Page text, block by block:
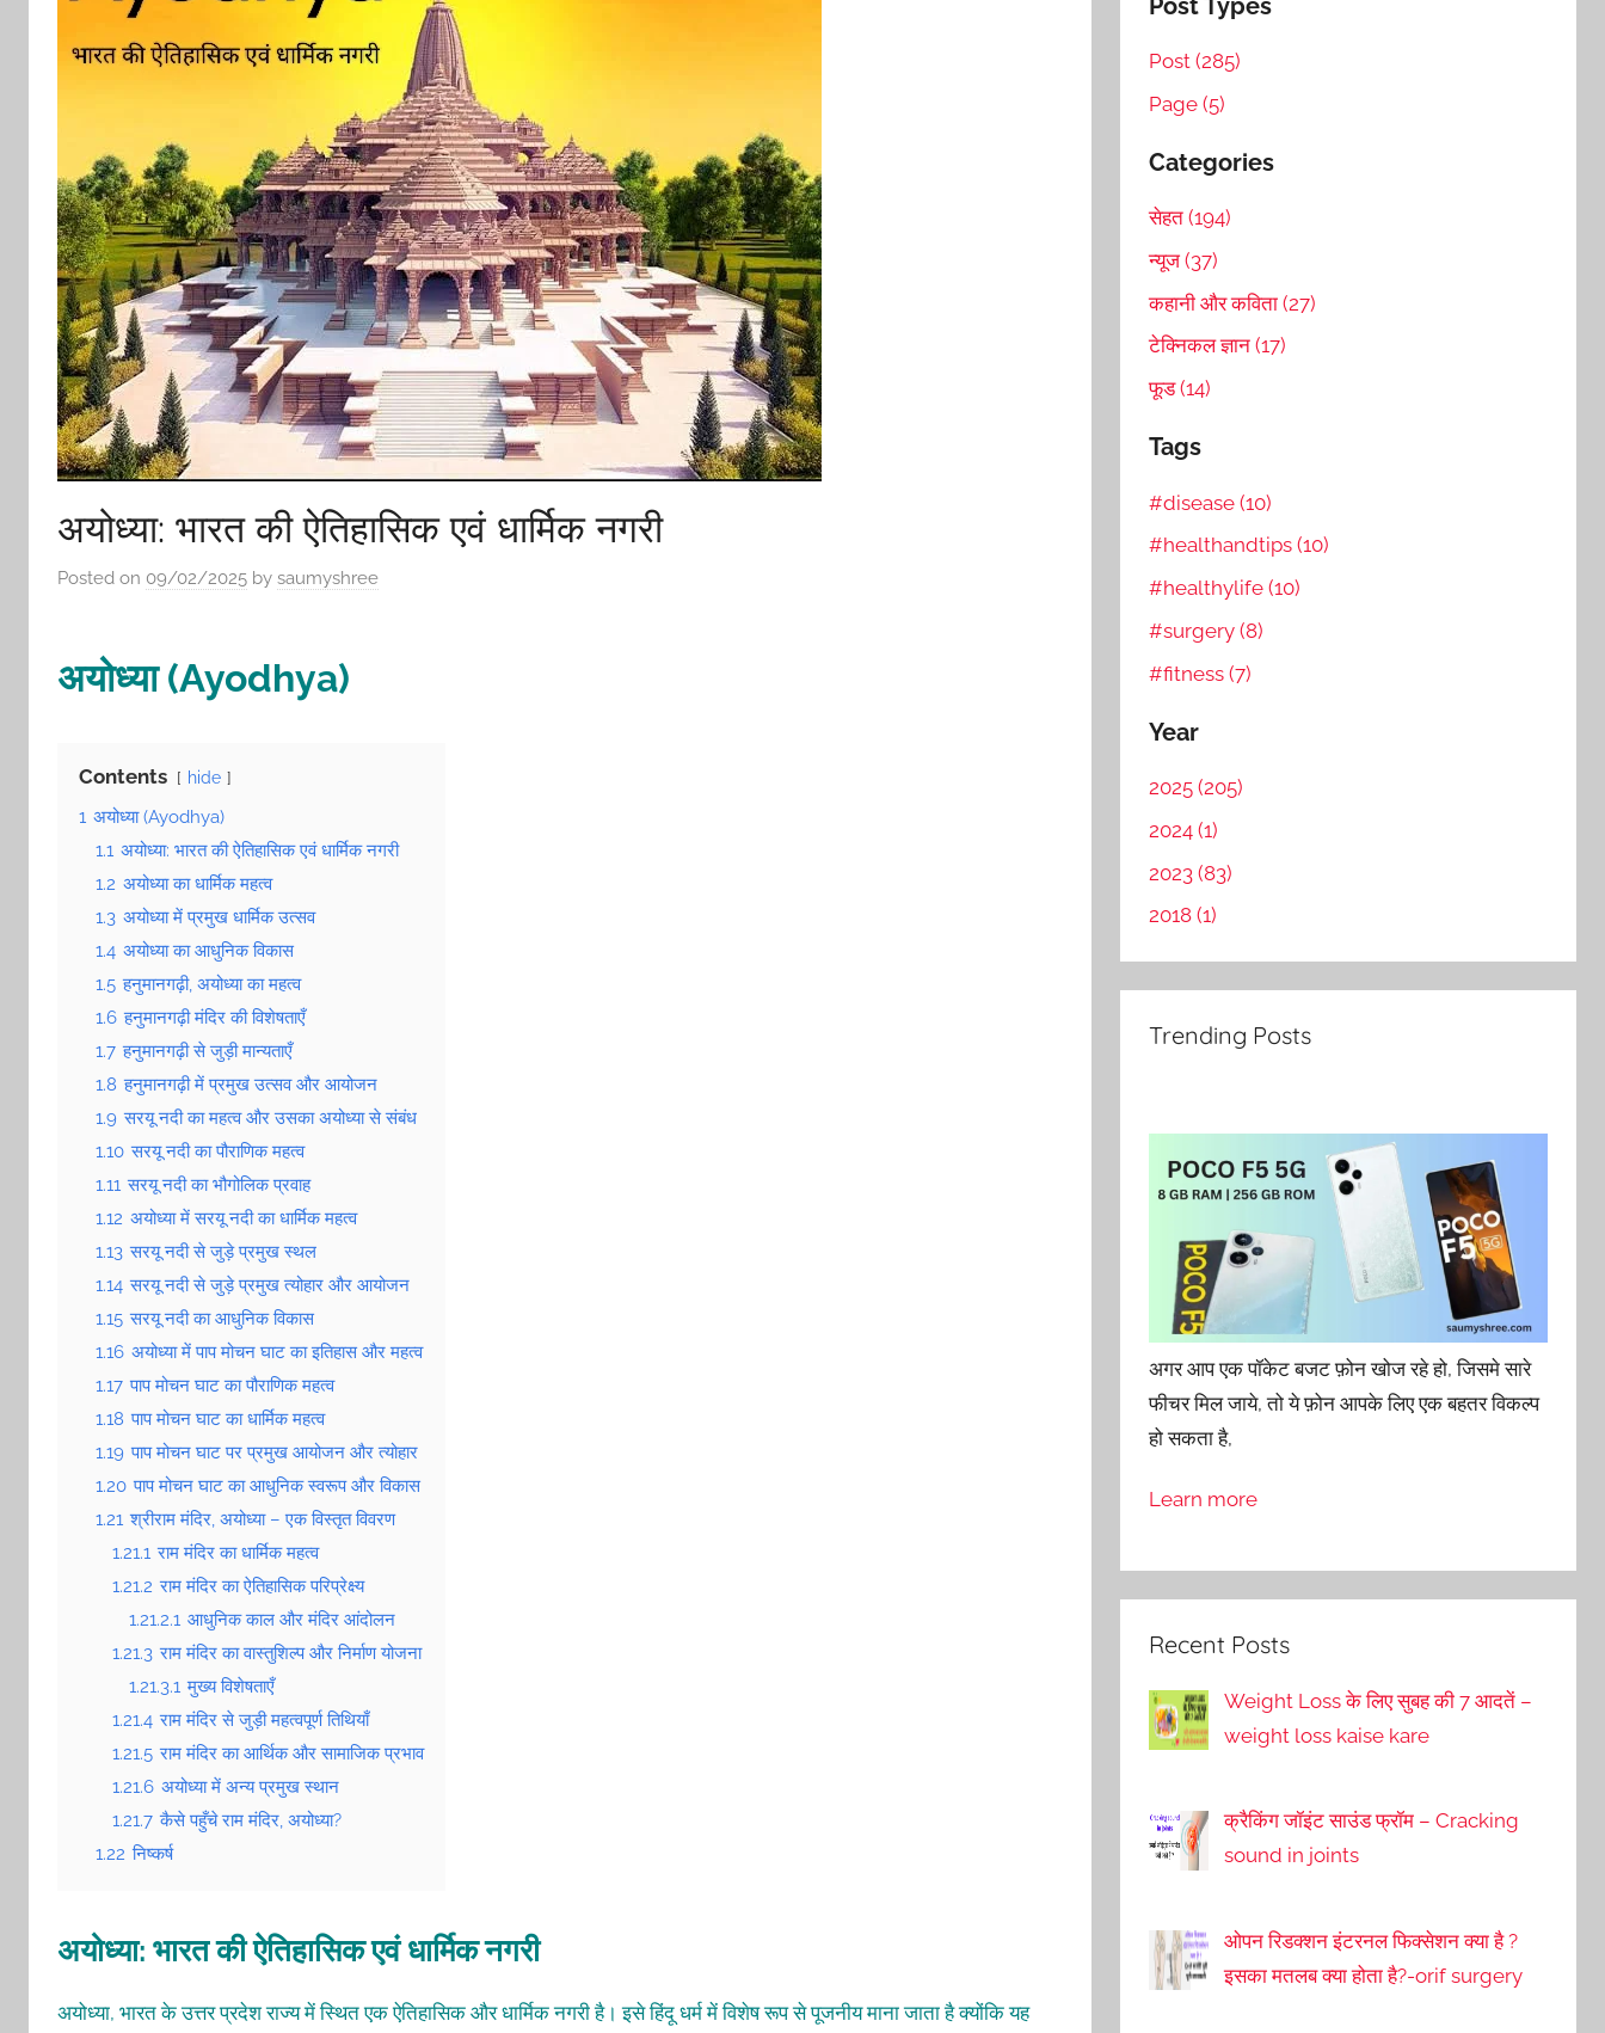
अयोध्या: भारत की ऐतिहासिक एवं धार्मिक नगरी
Posted on 09/02/2025 by saumyshree
अयोध्या (Ayodhya)
Contents hide
1 अयोध्या (Ayodhya)
1.1 अयोध्या: भारत की ऐतिहासिक एवं धार्मिक नगरी
1.2 अयोध्या का धार्मिक महत्व
1.3 अयोध्या में प्रमुख धार्मिक उत्सव
1.4 अयोध्या का आधुनिक विकास
1.5 हनुमानगढ़ी, अयोध्या का महत्व
1.6 हनुमानगढ़ी मंदिर की विशेषताएँ
1.7 हनुमानगढ़ी से जुड़ी मान्यताएँ
1.8 हनुमानगढ़ी में प्रमुख उत्सव और आयोजन
1.9 सरयू नदी का महत्व और उसका अयोध्या से संबंध
1.10 सरयू नदी का पौराणिक महत्व
1.11 सरयू नदी का भौगोलिक प्रवाह
1.12 अयोध्या में सरयू नदी का धार्मिक महत्व
1.13 सरयू नदी से जुड़े प्रमुख स्थल
1.14 सरयू नदी से जुड़े प्रमुख त्योहार और आयोजन
1.15 सरयू नदी का आधुनिक विकास
1.16 अयोध्या में पाप मोचन घाट का इतिहास और महत्व
1.17 पाप मोचन घाट का पौराणिक महत्व
1.18 पाप मोचन घाट का धार्मिक महत्व
1.19 पाप मोचन घाट पर प्रमुख आयोजन और त्योहार
1.20 पाप मोचन घाट का आधुनिक स्वरूप और विकास
1.21 श्रीराम मंदिर, अयोध्या – एक विस्तृत विवरण
1.21.1 राम मंदिर का धार्मिक महत्व
1.21.2 राम मंदिर का ऐतिहासिक परिप्रेक्ष्य
1.21.2.1 आधुनिक काल और मंदिर आंदोलन
1.21.3 राम मंदिर का वास्तुशिल्प और निर्माण योजना
1.21.3.1 मुख्य विशेषताएँ
1.21.4 राम मंदिर से जुड़ी महत्वपूर्ण तिथियाँ
1.21.5 राम मंदिर का आर्थिक और सामाजिक प्रभाव
1.21.6 अयोध्या में अन्य प्रमुख स्थान
1.21.7 कैसे पहुँचे राम मंदिर, अयोध्या?
1.22 निष्कर्ष
अयोध्या: भारत की ऐतिहासिक एवं धार्मिक नगरी
अयोध्या, भारत के उत्तर प्रदेश राज्य में स्थित एक ऐतिहासिक और धार्मिक नगरी है। इसे हिंदू धर्म में विशेष रूप से पूजनीय माना जाता है क्योंकि यह
Post (285)
Page (5)
Categories
सेहत (194)
न्यूज (37)
कहानी और कविता (27)
टेक्निकल ज्ञान (17)
फूड (14)
Tags
#disease (10)
#healthandtips (10)
#healthylife (10)
#surgery (8)
#fitness (7)
Year
2025 (205)
2024 (1)
2023 (83)
2018 (1)
Trending Posts
अगर आप एक पॉकेट बजट फ़ोन खोज रहे हो, जिसमे सारे
फीचर मिल जाये, तो ये फ़ोन आपके लिए एक बहतर विकल्प
हो सकता है,
Learn more
Recent Posts
Weight Loss के लिए सुबह की 7 आदतें –
weight loss kaise kare
क्रैकिंग जॉइंट साउंड फ्रॉम – Cracking
sound in joints
ओपन रिडक्शन इंटरनल फिक्सेशन क्या है ?
इसका मतलब क्या होता है?-orif surgery